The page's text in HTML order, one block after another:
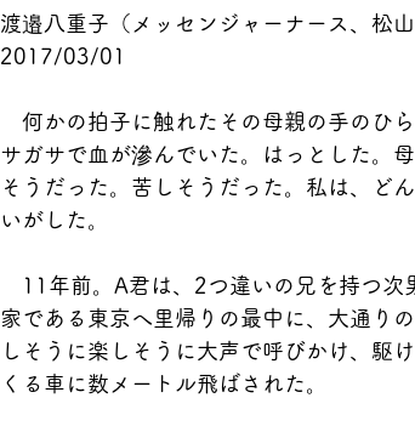
渡邉八重子（メッセンジャーナース、松
2017/03/01
何かの拍子に触れたその母親の手のひ
サガサで血が滲んでいた。はっとした。
そうだった。苦しそうだった。私は、ど
いがした。
11年前。A君は、2つ違いの兄を持つ次
家である東京へ里帰りの最中に、大通り
しそうに楽しそうに大声で呼びかけ、駆
くる車に数メートル飛ばされた。